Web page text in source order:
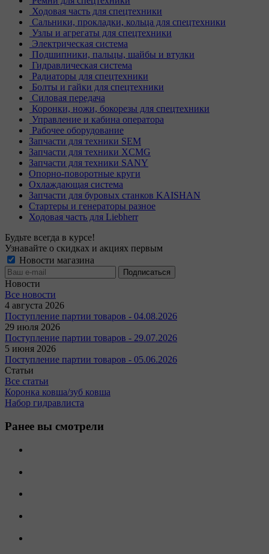
Ходовая часть для спецтехники
Сальники, прокладки, кольца для спецтехники
Узлы и агрегаты для спецтехники
Электрическая система
Подшипники, пальцы, шайбы и втулки
Гидравлическая система
Радиаторы для спецтехники
Болты и гайки для спецтехники
Силовая передача
Коронки, ножи, бокорезы для спецтехники
Управление и кабина оператора
Рабочее оборудование
Запчасти для техники SEM
Запчасти для техники XCMG
Запчасти для техники SANY
Опорно-поворотные круги
Охлаждающая система
Запчасти для буровых станков KAISHAN
Стартеры и генераторы разное
Ходовая часть для Liebherr
Будьте всегда в курсе!
Узнавайте о скидках и акциях первым
Новости магазина
Новости
Все новости
4 августа 2026
Поступление партии товаров - 04.08.2026
29 июля 2026
Поступление партии товаров - 29.07.2026
5 июня 2026
Поступление партии товаров - 05.06.2026
Статьи
Все статьи
Коронка ковша/зуб ковша
Набор гидравлиста
Ранее вы смотрели